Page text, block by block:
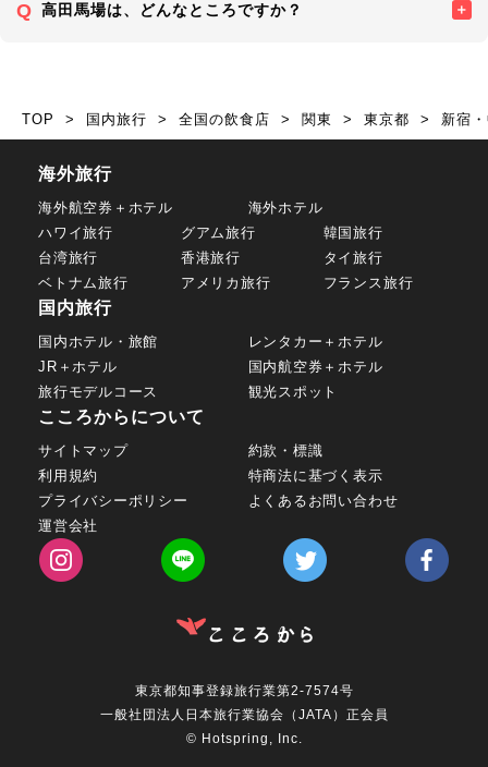
高田馬場は、どんなところですか？
TOP 国内旅行 全国の飲食店 関東 東京都 新宿
海外旅行
海外航空券＋ホテル
海外ホテル
ハワイ旅行
グアム旅行
韓国旅行
台湾旅行
香港旅行
タイ旅行
ベトナム旅行
アメリカ旅行 フランス旅行
国内旅行
国内ホテル・旅館
レンタカー＋ホテル
JR＋ホテル
国内航空券＋ホテル
旅行モデルコース
観光スポット
こころからについて
サイトマップ
約款・標識
利用規約
特商法に基づく表示
プライバシーポリシー
よくあるお問い合わせ
運営会社
東京都知事登録旅行業第2-7574号
一般社団法人日本旅行業協会（JATA）正会員
© Hotspring, Inc.